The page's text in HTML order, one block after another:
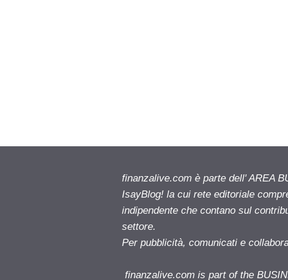
finanzalive.com è parte dell' AREA
IsayBlog! la cui rete editoriale
indipendente che contano sul
settore.
Per pubblicità, comunicati e
finanzalive.com is part of the